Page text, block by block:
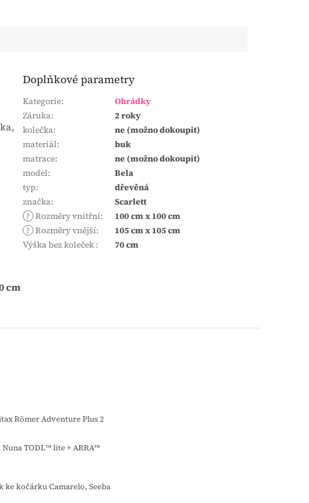
cm
Doplňkové parametry
Kategorie:
Ohrádky
Záruka:
2 roky
kolečka:
ne (možno dokoupit)
materiál:
buk
matrace:
ne (možno dokoupit)
model:
Bela
typ:
dřevěná
značka:
Scarlett
? Rozměry vnitřní:
100 cm x 100 cm
? Rozměry vnější:
105 cm x 105 cm
Výška bez koleček : 70 cm
Römer Adventure Plus 2
TODL™ lite + ARRA™
kočárku Camarelo, Seeba